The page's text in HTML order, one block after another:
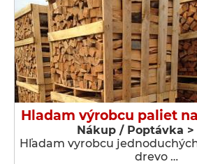
Hladam výrobcu paliet
Nákup / Poptávka >
Hľadam vyrobcu
drevo …